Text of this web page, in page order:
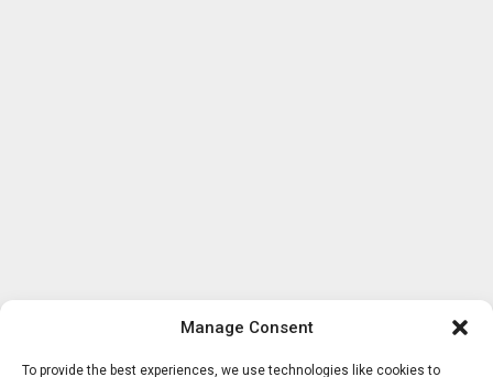
Manage Consent
To provide the best experiences, we use technologies like cookies to